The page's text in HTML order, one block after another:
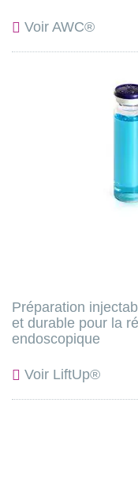
Voir AWC®
Préparation
et durable pour la
endoscopique
Voir LiftUp®